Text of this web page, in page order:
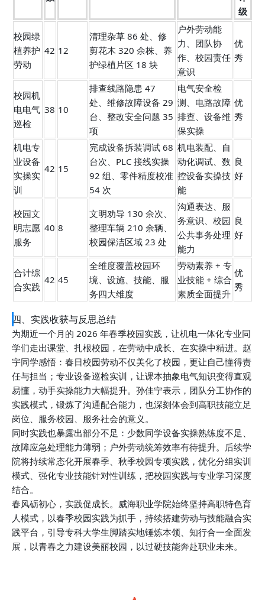
级
校园绿
植养护
劳动
42 12
清理杂草 86 处、修
剪花木 320 余株、养
护绿植片区 18 块
户外劳动能
力、团队协
作、校园责任
意识
优
秀
校园机
电电气
巡检
38 10
排查线路隐患 47
处、维修故障设备 29
台、整改安全问题 35
项
电气安全检
测、电路故障
排查、设备维
保实操
优
秀
机电专
业设备
实操实
训
42 15
完成设备拆装调试 68
台次、PLC 接线实操
92 组、零件精度校准
54 次
机电装配、自
动化调试、数
控设备实操技
能
良
好
校园文
明志愿
服务
40 8
文明劝导 130 余次、
整理车辆 210 余辆、
校园保洁区域 23 处
沟通表达、服
务意识、校园
公共事务处理
能力
良
好
合计综
合实践
42 45
全维度覆盖校园环
境、设施、技能、服
务四大维度
劳动素养 + 专
业技能 + 综合
素质全面提升
优
秀
四、实践收获与反思总结
为期近一个月的 2026 年春季校园实践，让机电一体化专业同
学们走出课堂、扎根校园，在劳动中成长、在实操中精进。赵
宇同学感悟：春日校园劳动不仅美化了校园，更让自己懂得责
任与担当；专业设备巡检实训，让课本抽象电气知识变得直观
易懂，动手实操能力大幅提升。孙佳宁表示，团队分工协作的
实践模式，锻炼了沟通配合能力，也深刻体会到高职技能立足
岗位、服务校园、服务社会的意义。
同时实践也暴露出部分不足：少数同学设备实操熟练度不足、
故障应急处理能力薄弱；户外劳动统筹效率有待提升。后续学
院将持续常态化开展春季、秋季校园专项实践，优化分组实训
模式、强化专业技能针对性训练，把校园实践与专业学习深度
结合。
春风砺初心，实践促成长。威海职业学院始终坚持高职特色育
人模式，以春季校园实践为抓手，持续搭建劳动与技能融合实
践平台，引导专科大学生脚踏实地锤炼本领、知行合一全面发
展，以青春之力建设美丽校园，以过硬技能奔赴职业未来。